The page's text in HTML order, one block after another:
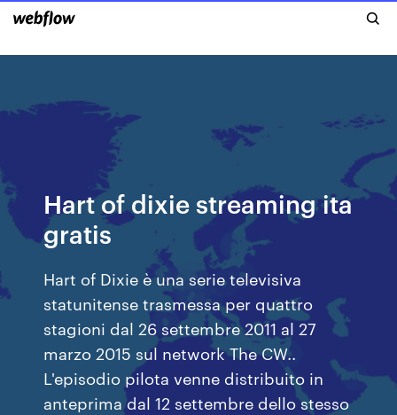
Hart of dixie streaming ita
gratis
Hart of Dixie è una serie televisiva
statunitense trasmessa per quattro
stagioni dal 26 settembre 2011 al 27
marzo 2015 sul network The CW..
L'episodio pilota venne distribuito in
anteprima dal 12 settembre dello stesso